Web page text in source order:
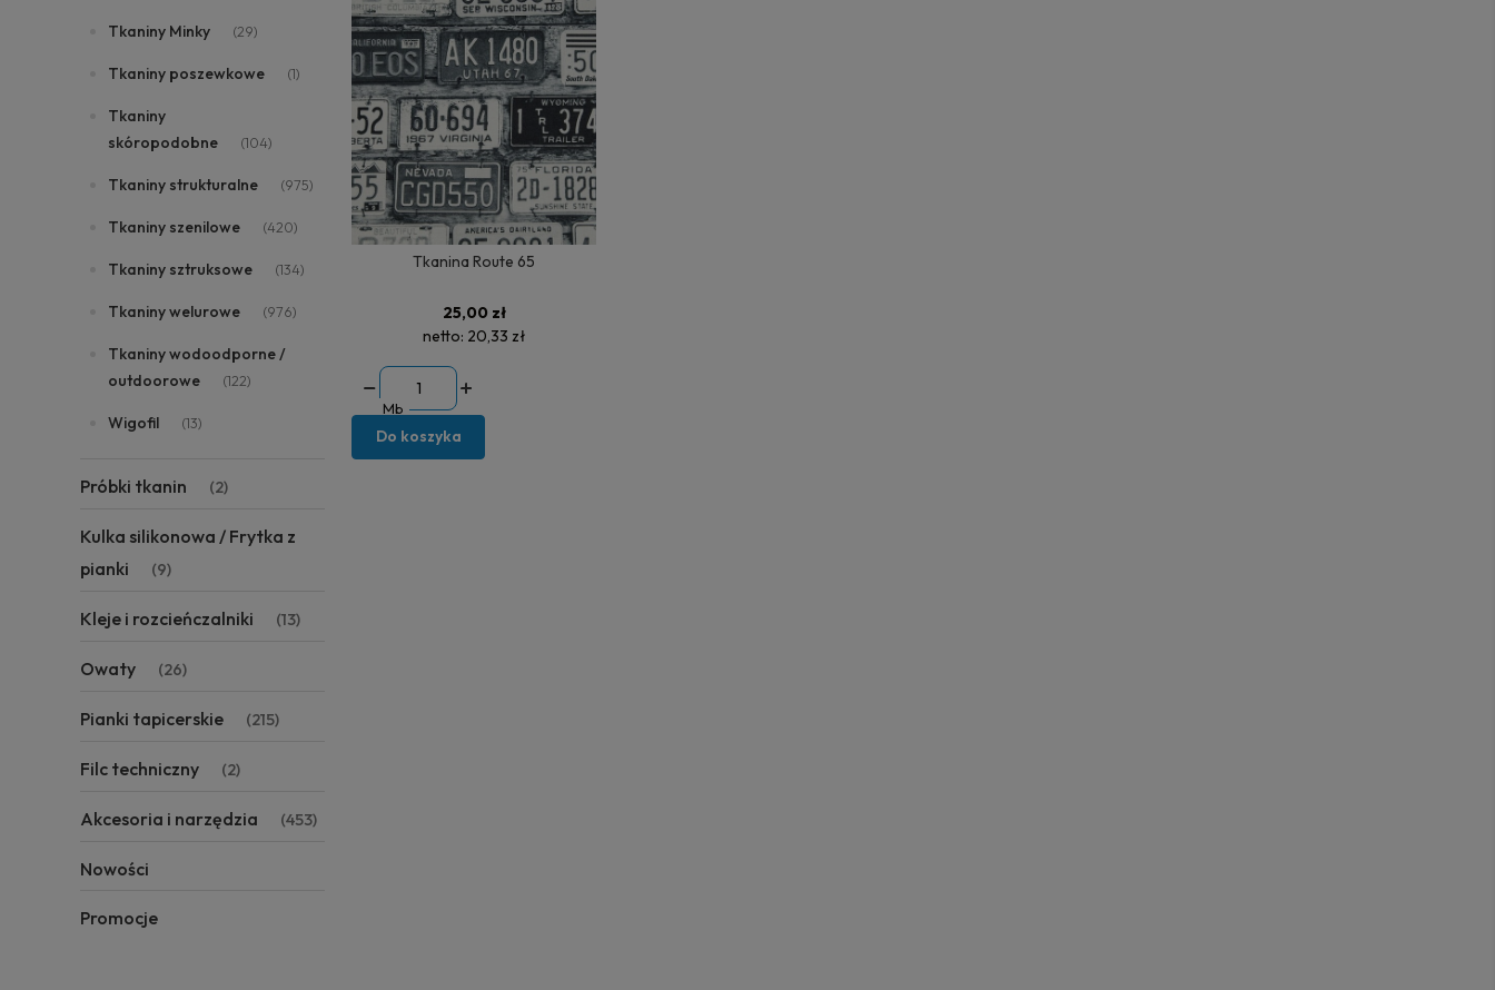
Tkaniny Minky (29)
Tkaniny poszewkowe (1)
Tkaniny
skóropodobne
(104)
Tkaniny strukturalne (975)
Tkaniny szenilowe (420)
Tkaniny sztruksowe (134)
Tkaniny welurowe (976)
Tkaniny wodoodporne /
outdoorowe
(122)
Wigofil (13)
Próbki tkanin (2)
Kulka silikonowa / Frytka z
pianki
(9)
Kleje i rozcieńczalniki (13)
Owaty (26)
Pianki tapicerskie (215)
Filc techniczny (2)
Akcesoria i narzędzia (453)
Nowości
Promocje
Tkanina Route 65
25,00 zł
netto: 20,33 zł
Mb
Do koszyka